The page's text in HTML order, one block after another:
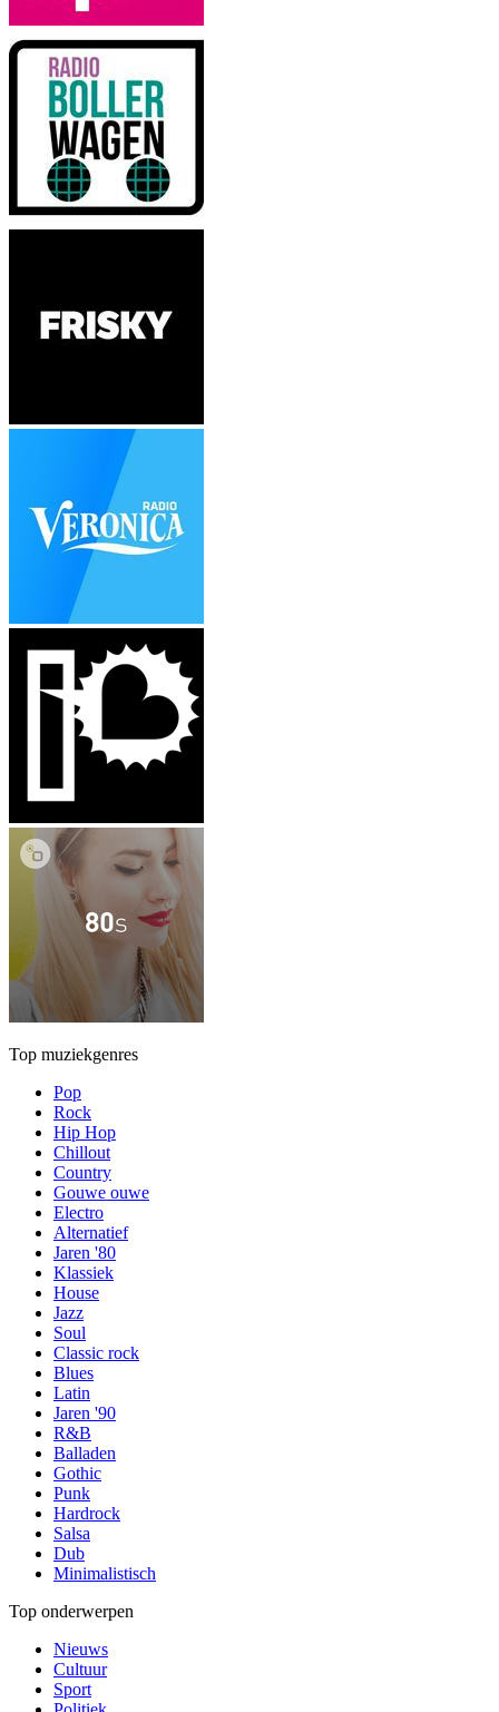
Top muziekgenres
Pop
Rock
Hip Hop
Chillout
Country
Gouwe ouwe
Electro
Alternatief
Jaren '80
Klassiek
House
Jazz
Soul
Classic rock
Blues
Latin
Jaren '90
R&B
Balladen
Gothic
Punk
Hardrock
Salsa
Dub
Minimalistisch
Top onderwerpen
Nieuws
Cultuur
Sport